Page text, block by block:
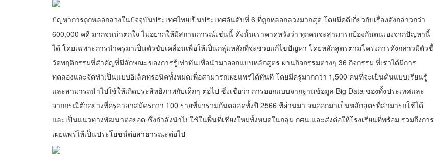
ปัญหาการถูกหลอกลวงในปัจจุบันประเทศไทยเป็นประเทศอันดับที่ 6 ที่ถูกหลอกลวงมากสุด โดยมีคดีเกี่ยวกับเรื่องดังกล่าวกว่า
600,000 คดี มากจนน่าตกใจ ไม่อยากให้มีสถานการณ์เช่นนี้ ดังนั้นเราคาดหวังว่า ทุกคนจะสามารถป้องกันตนเองจากปัญหานี้
ได้ โดยเฉพาะการนำครูมาเป็นตัวขับเคลื่อนเพื่อให้เป็นกลุ่มหลักที่จะช่วยแก้ไขปัญหา โดยหลักสูตรตามโครงการดังกล่าวมีตัวชี้
วัดพฤติกรรมที่สำคัญที่มีลักษณะของการรู้เท่าทันเพื่อนำมาออกแบบหลักสูตร ผ่านกิจกรรมต่างๆ 36 กิจกรรม ที่เราได้มีการ
ทดลองและจัดทำเป็นแบบอิเล็คทรอนิคทั้งหมดเพื่อสามารถเผยแพร่ได้ทันที โดยมีครูมากกว่า 1,500 คนที่จะเป็นต้นแบบเรียนรู้
และสามารถนำไปใช้ให้เกิดประสิทธิภาพกับเด็กๆ ต่อไป ซึ่งเชื่อว่า การออกแบบจากฐานข้อมูล Big Data ของทั้งประเทศและ
จากกรณีตัวอย่างที่ครูอาสาสมัครกว่า 100 รายที่มาร่วมกันตลอดทั้งปี 2566 ทีผ่านมา จนออกมาเป็นหลักสูตรที่สามารถใช้ได้
และเป็นแนวทางพัฒนาต่อยอด ซึ่งกำลังนำไปใช้ในพื้นที่เชียงใหม่ทั้งหมดในกลุ่ม กศน.และส่งต่อให้โรงเรียนที่พร้อม รวมถึงการ
เผยแพร่ให้เป็นประโยชน์ต่อสาธารณะต่อไป